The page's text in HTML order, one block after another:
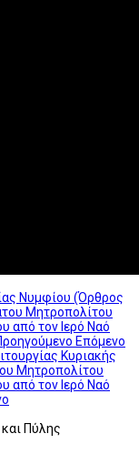
Νυμφίου (Όρθρος
Μητροπολίτου
από τον Ιερό Ναό
Επόμενο
Κυριακής
Μητροπολίτου
από τον Ιερό Ναό
Πύλης